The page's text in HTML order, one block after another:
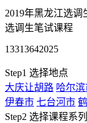
2019年黑龙江选
选调生笔试课程
13313642025
Step1 选择地点
大庆让胡路 哈尔
伊春市 七台河市
Step2 选择课程系列